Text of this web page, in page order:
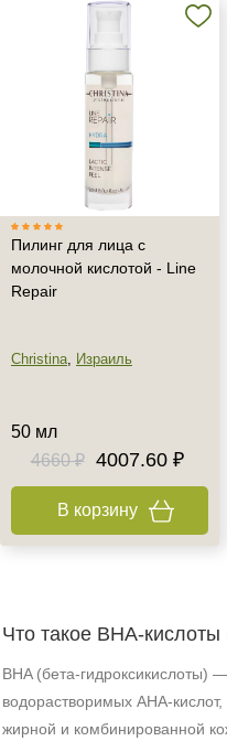
Пилинг для лица с
молочной кислотой - Line
Repair
Christina, Израиль
50 мл
4660 ₽
4007.60 ₽
В корзину
Что такое
BHA (бета‑гидроксикислоты)
водорастворимых
жирной и комбинированной